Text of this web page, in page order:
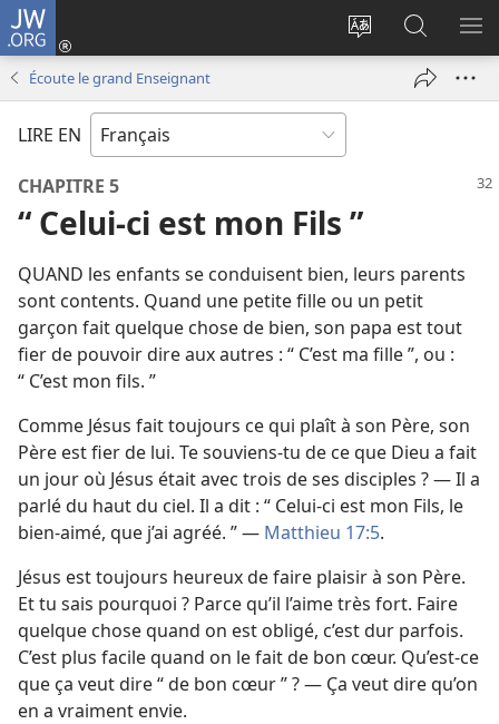
JW.ORG
Changer
langue
Se
connecter
nouvelle
sur
JW.ORG
Écoute le grand Enseignant
LIRE EN
CHAPITRE 5
“ Celui-ci est mon Fils ”
QUAND les enfants se conduisent bien, leurs parents
sont contents. Quand une petite fille ou un petit
garçon fait quelque chose de bien, son papa est tout
fier de pouvoir dire aux autres : “ C’est ma fille ”, ou :
“ C’est mon fils. ”
Comme Jésus fait toujours ce qui plaît à son Père, son
Père est fier de lui. Te souviens-​tu de ce que Dieu a fait
un jour où Jésus était avec trois de ses disciples ? — Il a
parlé du haut du ciel. Il a dit : “ Celui-ci est mon Fils, le
bien-aimé, que j’ai agréé. ” — Matthieu 17:5.
Jésus est toujours heureux de faire plaisir à son Père.
Et tu sais pourquoi ? Parce qu’il l’aime très fort. Faire
quelque chose quand on est obligé, c’est dur parfois.
C’est plus facile quand on le fait de bon cœur. Qu’est-​ce
que ça veut dire “ de bon cœur ” ? — Ça veut dire qu’on
en a vraiment envie.